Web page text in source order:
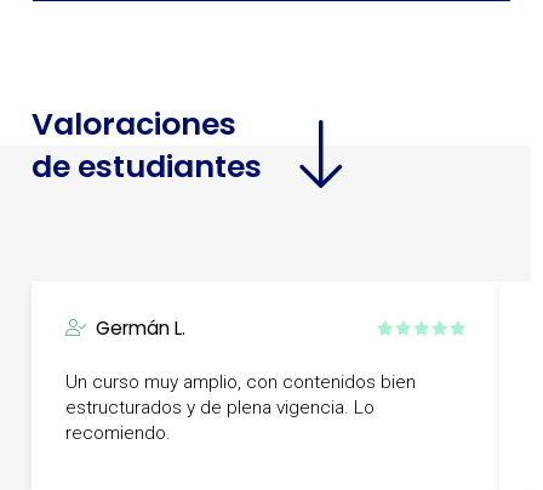
Valoraciones
de estudiantes
Germán L.
Un curso muy amplio, con contenidos bien
estructurados y de plena vigencia. Lo
recomiendo.